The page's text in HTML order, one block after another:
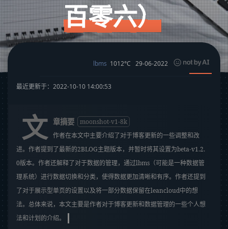
百零六）
lbms 1012°C 29-06-2022
最近更新于：2022-10-10 14:00:53
文 章摘要
moonshot-v1-8k
作者在本文中主要介绍了对于博客更新的一些调整和改
进。作者提到了最新的2BLOG主题版本，并暂时将其设置为beta-v1.2.
0版本。作者还解释了对于数据的管理，通过lbms（可能是一种数据管
理系统）进行数据切换和分类，使得数据更加清晰和有序。作者还提到
了对于展示型单页的设置以及将一部分数据保留在leancloud中的想
法。总体来说，本文主要是作者对于博客更新和数据管理的一些个人想
法和计划的介绍。